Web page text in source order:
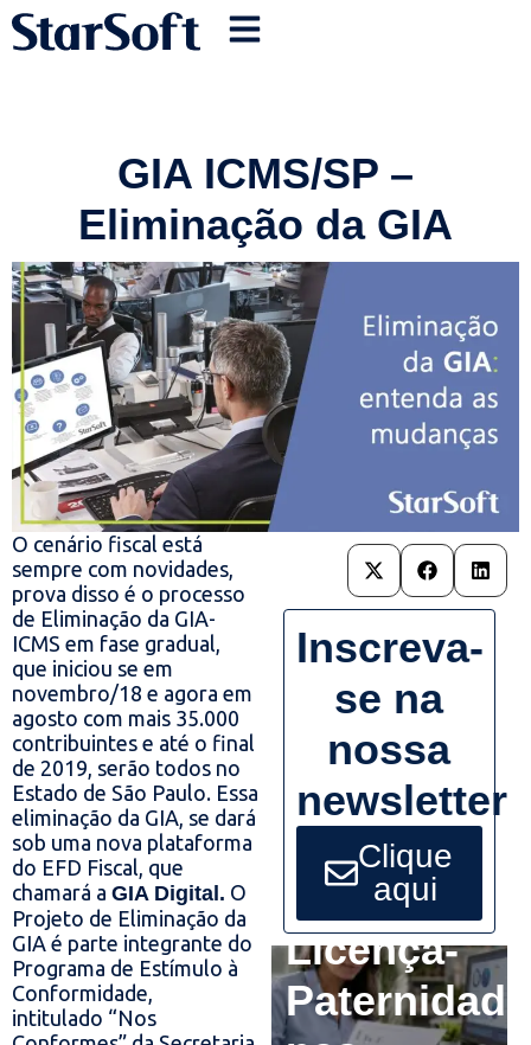
GIA ICMS/SP –
Eliminação da GIA
O cenário fiscal está
sempre com novidades,
prova disso é o processo
de Eliminação da GIA-
ICMS em fase gradual,
que iniciou se em
novembro/18 e agora em
agosto com mais 35.000
contribuintes e até o final
de 2019, serão todos no
Estado de São Paulo. Essa
eliminação da GIA, se dará
sob uma nova plataforma
do EFD Fiscal, que
chamará a GIA Digital. O
Projeto de Eliminação da
GIA é parte integrante do
Programa de Estímulo à
Conformidade,
intitulado “Nos
Inscreva-
se na
nossa
newsletter
Clique
aqui
Licença-
Paternidade